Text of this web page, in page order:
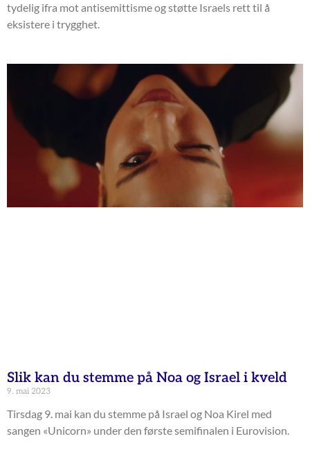
tydelig ifra mot antisemittisme og støtte Israels rett til å
eksistere i trygghet.
Slik kan du stemme på Noa og Israel i kveld
9. mai 2023
Tirsdag 9. mai kan du stemme på Israel og Noa Kirel med
sangen «Unicorn» under den første semifinalen i Eurovision.